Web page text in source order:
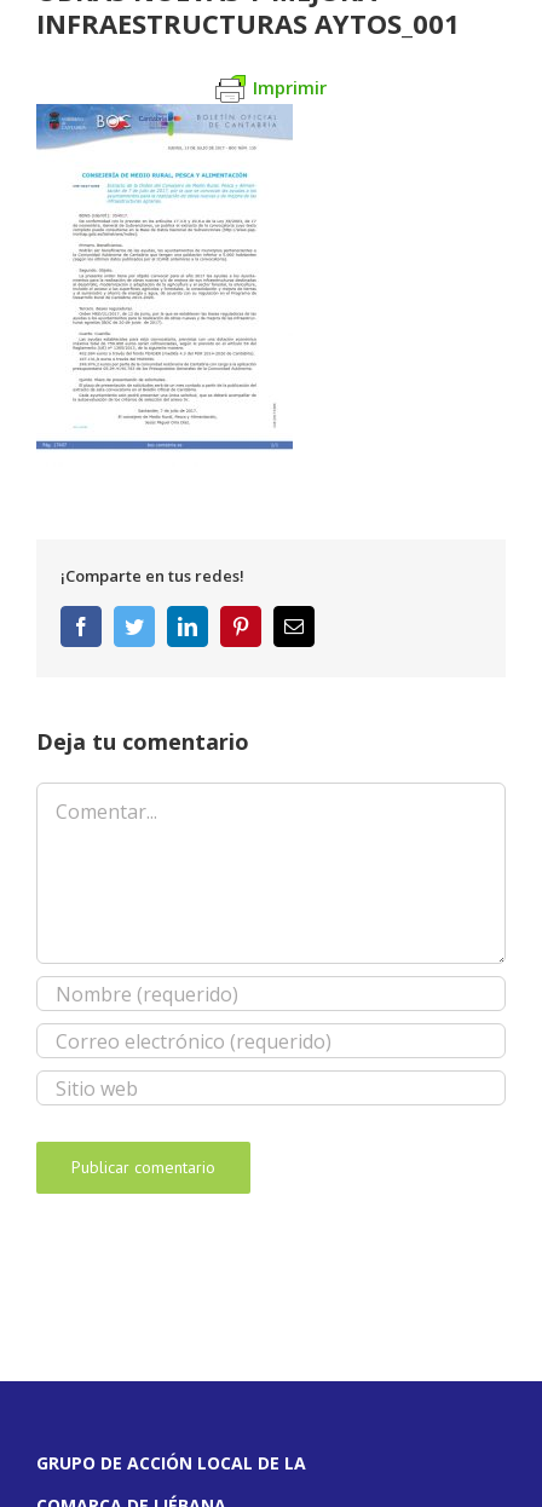
INFRAESTRUCTURAS AYTOS_001
Imprimir
¡Comparte en tus redes!
FacebookTwitterLinkedInPinterestCorreo
electrónico
Deja tu comentario
Comentar
GRUPO DE ACCIÓN LOCAL DE LA